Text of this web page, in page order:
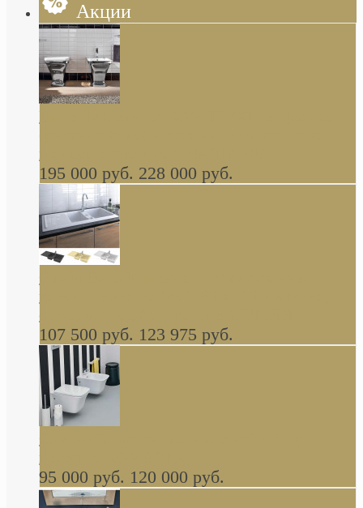
Акции
Butterfly Scarabeo КОМПЛЕКТ санфаянса
глянцевая платина В НАЛИЧИИ
195 000 руб. 228 000 руб.
керамическая мойка 1160 x 510 мм белая,
серая, черная, бежевая В НАЛИЧИИ
107 500 руб. 123 975 руб.
навесное КОМПЛЕКТ
95 000 руб. 120 000 руб.